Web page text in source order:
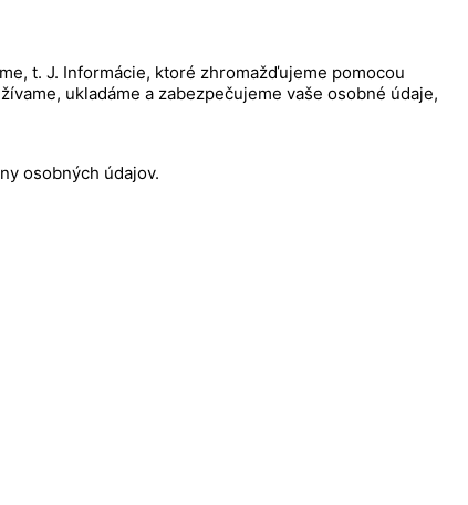
t. J. Informácie, ktoré zhromažďujeme pomocou
ukladáme a zabezpečujeme vaše osobné údaje,
osobných údajov.